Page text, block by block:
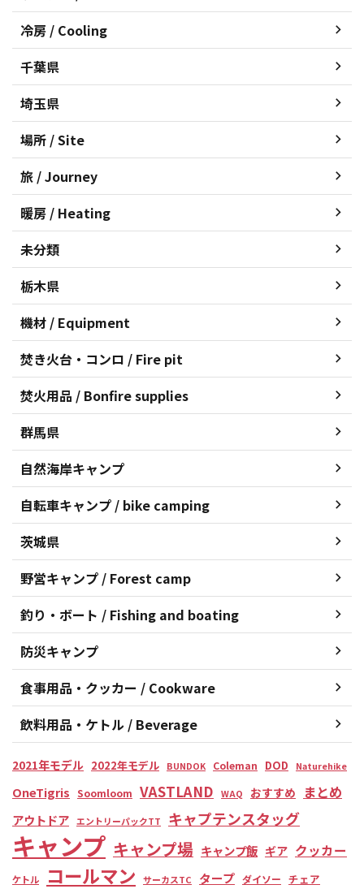
冷房 / Cooling
千葉県
埼玉県
場所 / Site
旅 / Journey
暖房 / Heating
未分類
栃木県
機材 / Equipment
焚き火台・コンロ / Fire pit
焚火用品 / Bonfire supplies
群馬県
自然海岸キャンプ
自転車キャンプ / bike camping
茨城県
野営キャンプ / Forest camp
釣り・ボート / Fishing and boating
防災キャンプ
食事用品・クッカー / Cookware
飲料用品・ケトル / Beverage
2021年モデル 2022年モデル BUNDOK Coleman DOD Naturehike
OneTigris Soomloom VASTLAND WAQ おすすめ まとめ
アウトドア エントリーパックTT キャプテンスタッグ
キャンプ キャンプ場 キャンプ飯 ギア クッカー
ケトル コールマン サーカスTC タープ ダイソー チェア